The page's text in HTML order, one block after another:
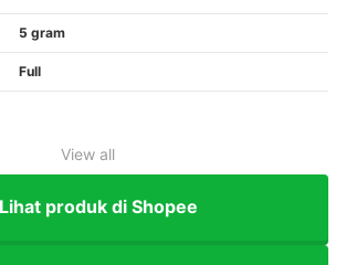
5 gram
Full
View all
Lihat produk di Shopee